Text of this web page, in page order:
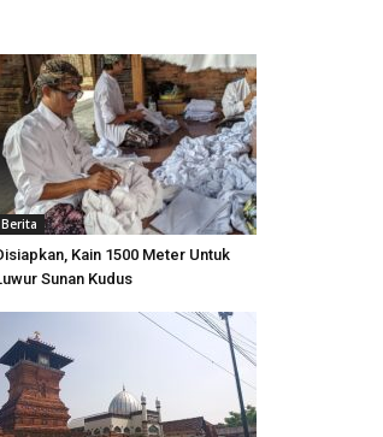
Berita
Kain 1500 Meter Untuk
Sunan Kudus